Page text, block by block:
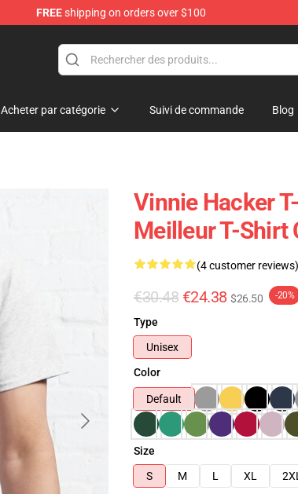
FREEshipping on orders over $100
Acheter par catégorie Suivi de commande Blog
Vinnie Hacker
Meilleur T-Shirt
(4 customer reviews)
€30.48 €24.38 $26.50 -20%
Type
Unisex
Color
Default
Size
S
M L XL 2XL